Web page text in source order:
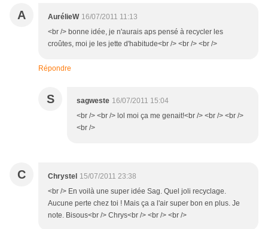
A AurélieW 16/07/2011 11:13
<br /> bonne idée, je n'aurais aps pensé à recycler les
croûtes, moi je les jette d'habitude<br /> <br /> <br />
Répondre
S sagweste 16/07/2011 15:04
<br /> <br /> lol moi ça me genait!<br /> <br /> <br />
<br />
C Chrystel 15/07/2011 23:38
<br /> En voilà une super idée Sag. Quel joli recyclage.
Aucune perte chez toi ! Mais ça a l'air super bon en plus. Je
note. Bisous<br /> Chrys<br /> <br /> <br />